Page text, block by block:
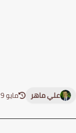
علي ماهر مايو 29, 2024